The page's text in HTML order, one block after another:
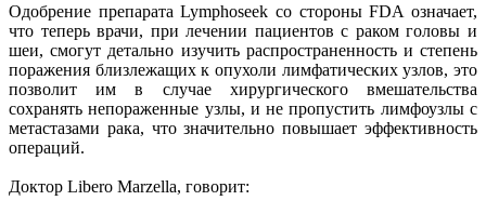
Одобрение препарата Lymphoseek со стороны FDA означает,
что теперь врачи, при лечении пациентов с раком головы и
шеи, смогут детально изучить распространенность и степень
поражения близлежащих к опухоли лимфатических узлов, это
позволит им в случае хирургического вмешательства
сохранять непораженные узлы, и не пропустить лимфоузлы с
метастазами рака, что значительно повышает эффективность
операций.
Доктор Libero Marzella, говорит: